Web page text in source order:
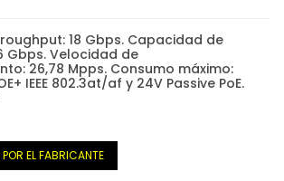
18 Gbps. Capacidad de
Gbps. Velocidad de
26,78 Mpps. Consumo máximo:
IEEE 802.3at/af y 24V Passive PoE.
EL FABRICANTE